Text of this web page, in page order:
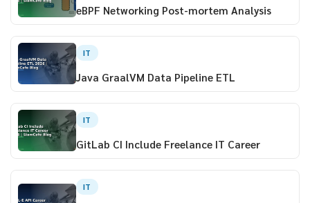
eBPF Networking Post-mortem Analysis
IT
Java GraalVM Data Pipeline ETL
IT
GitLab CI Include Freelance IT Career
IT